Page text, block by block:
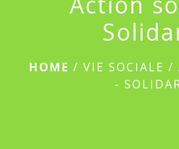
HOME / VIE SOCIALE /
-